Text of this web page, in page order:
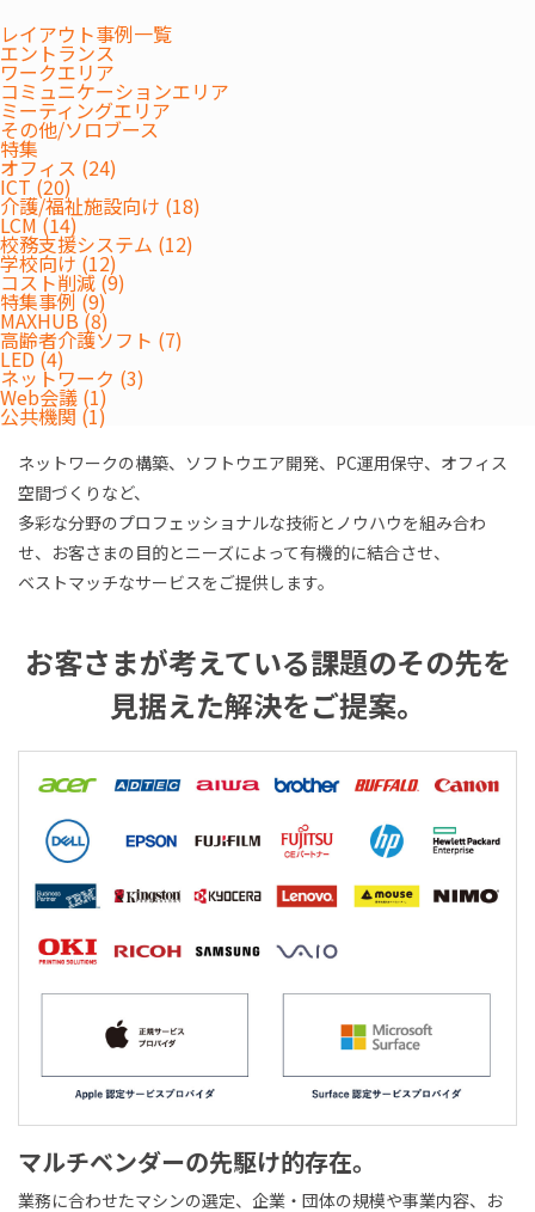
レイアウト事例一覧
エントランス
ワークエリア
コミュニケーションエリア
ミーティングエリア
その他/ソロブース
特集
オフィス (24)
ICT (20)
介護/福祉施設向け (18)
LCM (14)
校務支援システム (12)
学校向け (12)
コスト削減 (9)
特集事例 (9)
MAXHUB (8)
高齢者介護ソフト (7)
LED (4)
ネットワーク (3)
Web会議 (1)
公共機関 (1)
※ピンマークをタップするとページ遷移可能です
ネットワークの構築、ソフトウエア開発、PC運用保守、オフィス
空間づくりなど、
多彩な分野のプロフェッショナルな技術とノウハウを組み合わ
せ、お客さまの目的とニーズによって有機的に結合させ、
ベストマッチなサービスをご提供します。
お客さまが考えている課題のその先を
見据えた解決をご提案。
マルチベンダーの先駆け的存在。
業務に合わせたマシンの選定、企業・団体の規模や事業内容、お